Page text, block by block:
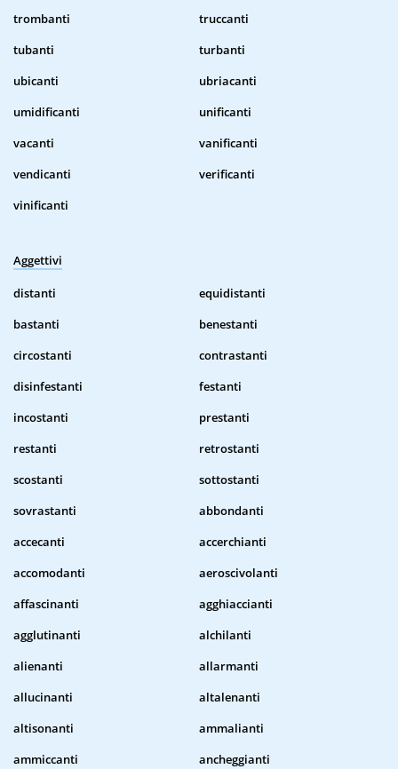
trombanti
truccanti
tubanti
turbanti
ubicanti
ubriacanti
umidificanti
unificanti
vacanti
vanificanti
vendicanti
verificanti
vinificanti
Aggettivi
distanti
equidistanti
bastanti
benestanti
circostanti
contrastanti
disinfestanti
festanti
incostanti
prestanti
restanti
retrostanti
scostanti
sottostanti
sovrastanti
abbondanti
accecanti
accerchianti
accomodanti
aeroscivolanti
affascinanti
agghiaccianti
agglutinanti
alchilanti
alienanti
allarmanti
allucinanti
altalenanti
altisonanti
ammalianti
ammiccanti
ancheggianti